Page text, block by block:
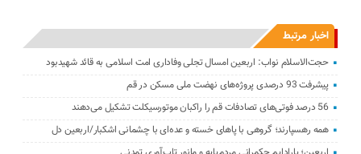
اخبار مرتبط
حجت‌الاسلام نواب: اربعین امسال تجلی وفاداری امت اسلامی به قائد شهیدبود
پیشرفت 93 درصدی پروژه‌های نهضت ملی مسکن در قم
56 درصد فوتی‌های تصادفات قم را راکبان موتورسیکلت تشکیل می‌دهند
همه رهسپارند؛ گروهی با پاهای خسته و عده‌ای با چشمانی اشکبار/اربعین دل